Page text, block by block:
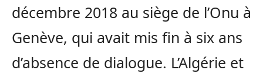
décembre 2018 au siège de l’Onu à
Genève, qui avait mis fin à six ans
d’absence de dialogue. L’Algérie et